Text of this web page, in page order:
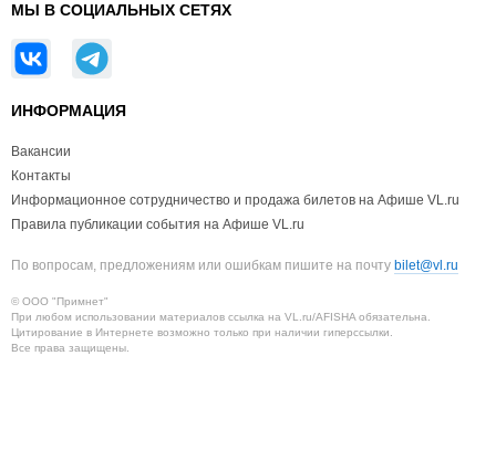
МЫ В СОЦИАЛЬНЫХ СЕТЯХ
ИНФОРМАЦИЯ
Вакансии
Контакты
Информационное сотрудничество и продажа билетов на Афише VL.ru
Правила публикации события на Афише VL.ru
По вопросам, предложениям или ошибкам пишите на почту bilet@vl.ru
© ООО "Примнет"
При любом использовании материалов ссылка на VL.ru/AFISHA обязательна.
Цитирование в Интернете возможно только при наличии гиперссылки.
Все права защищены.